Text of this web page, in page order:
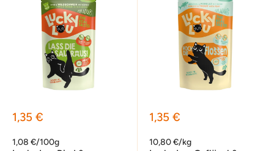
Sonderpreis
1,35 €
1,08 €/100g
Sonderpreis
1,35 €
10,80 €/kg